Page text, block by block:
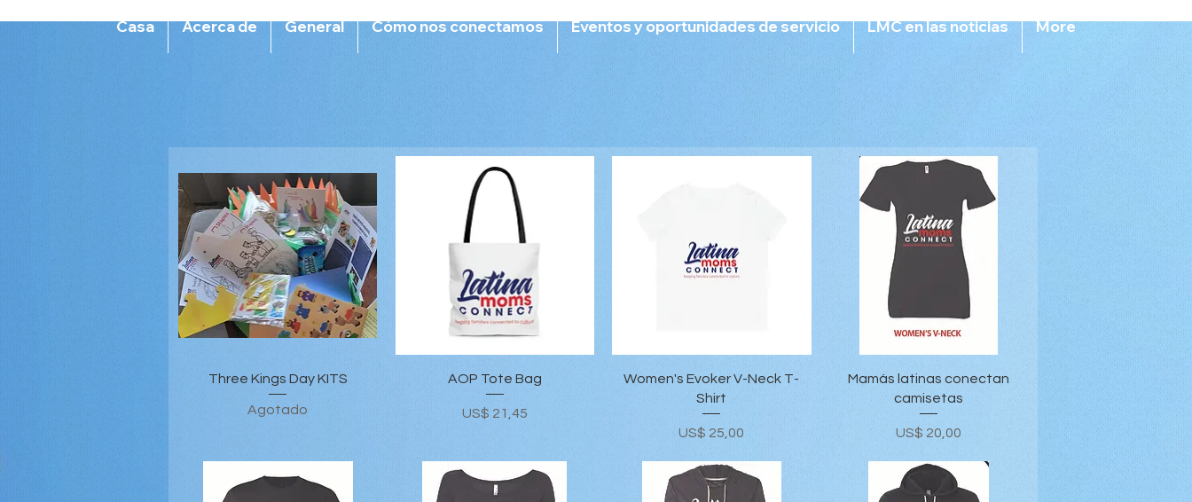
Casa Acerca de General Cómo nos conectamos Eventos y oportunidades de servicio LMC en las noticias More
Vista rápida
Three Kings Day KITS
Agotado
Vista rápida
AOP Tote Bag
Precio
US$ 21,45
Vista rápida
Women's Evoker V-Neck T-
Shirt
Precio
US$ 25,00
Vista rápida
Mamás latinas conectan
camisetas
Precio
US$ 20,00